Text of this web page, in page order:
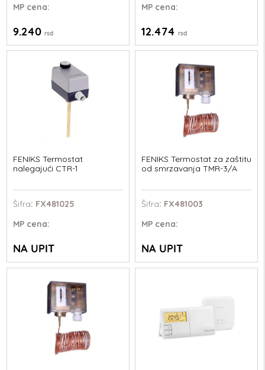
MP cena:
9.240rsd
MPcena:
12.474 rsd
FENIKS Termostat
nalegajući CTR-1
Šifra: FX481025
MP cena:
NA UPIT
FENIKS Termostat za zaštitu
od smrzavanja TMR-3/A
Šifra: FX481003
MPcena:
NA UPIT